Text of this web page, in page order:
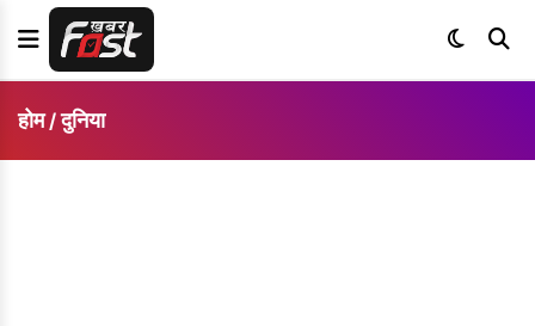
होम/ दुनिया